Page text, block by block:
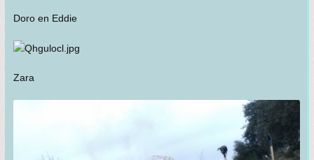
Doro en Eddie
Zara